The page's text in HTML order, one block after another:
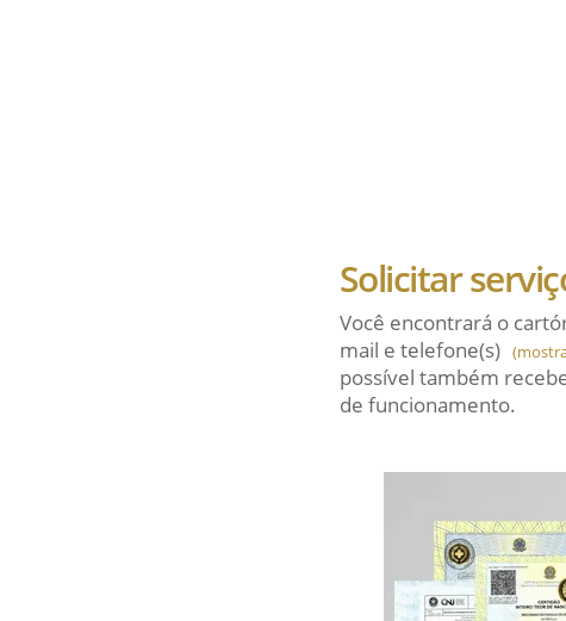
Solicitar
Você encontrará o
mail e telefone(s)
possível também
de funcionamento.